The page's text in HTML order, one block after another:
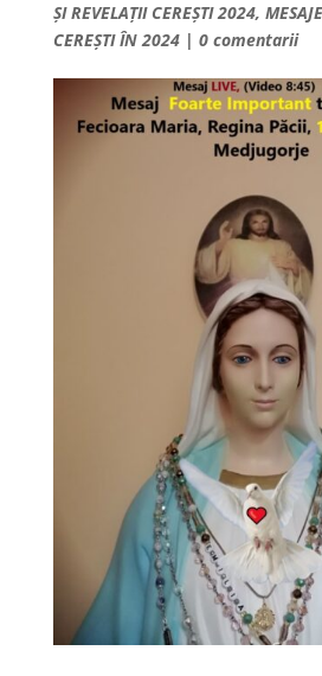
ȘI REVELAȚII CEREȘTI 2024,
CEREȘTI ÎN 2024| 0 comentarii